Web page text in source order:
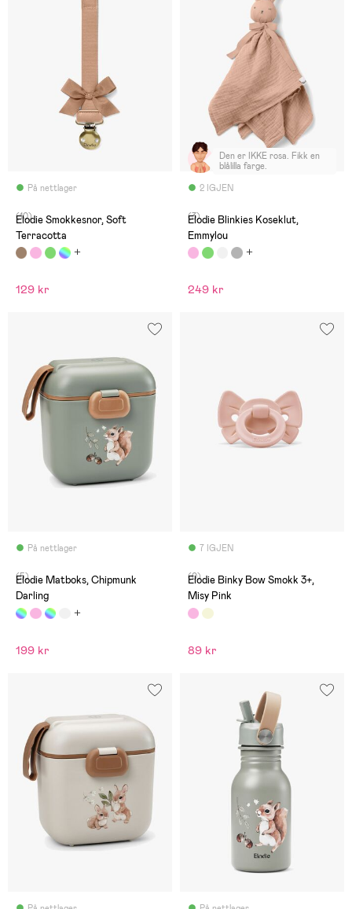
På nettlager
(10)
Elodie Smokkesnor, Soft
Terracotta
129 kr
2 IGJEN
Den er IKKE rosa. Fikk en
blålilla farge.
(3)
Elodie Blinkies Koseklut,
Emmylou
249 kr
På nettlager
(5)
Elodie Matboks, Chipmunk
Darling
199 kr
7 IGJEN
(0)
Elodie Binky Bow Smokk 3+,
Misy Pink
89 kr